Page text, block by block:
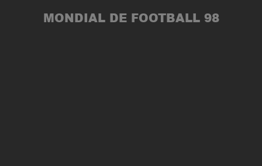
MONDIAL DE FOOTBALL 98